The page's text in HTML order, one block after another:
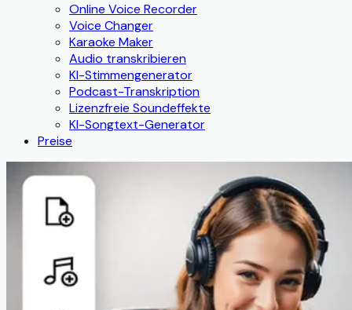
Online Voice Recorder
Voice Changer
Karaoke Maker
Audio transkribieren
KI-Stimmengenerator
Podcast-Transkription
Lizenzfreie Soundeffekte
KI-Songtext-Generator
Preise